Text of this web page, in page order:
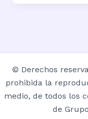
© Derechos
prohibida la
medio, de todos los
de